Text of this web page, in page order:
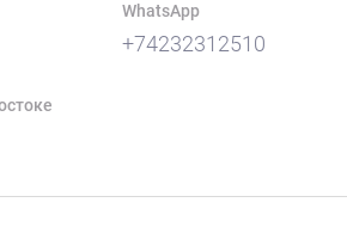
WhatsApp
+74232312510